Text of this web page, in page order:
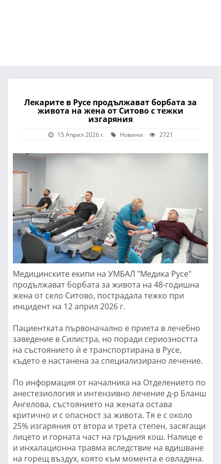
Лекарите в Русе продължават борбата за
живота на жена от Ситово с тежки
изгаряния
15 Април 2026 г. Новини 2721
Медицинските екипи на УМБАЛ "Медика Русе"
продължават борбата за живота на 48-годишна
жена от село Ситово, пострадала тежко при
инцидент на 12 април 2026 г.
Пациентката първоначално е приета в лечебно
заведение в Силистра, но поради сериозността
на състоянието ѝ е транспортирана в Русе,
където е настанена за специализирано лечение.
По информация от началника на Отделението по
анестезиология и интензивно лечение д-р Бланш
Ангелова, състоянието на жената остава
критично и с опасност за живота. Тя е с около
25% изгаряния от втора и трета степен, засягащи
лицето и горната част на гръдния кош. Налице е
и инхалационна травма вследствие на вдишване
на горещ въздух, която към момента е овладяна.